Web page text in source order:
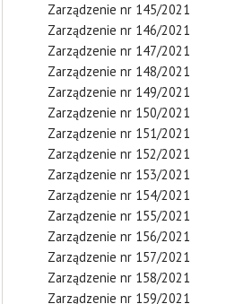
Zarządzenie nr 145/2021
Zarządzenie nr 146/2021
Zarządzenie nr 147/2021
Zarządzenie nr 148/2021
Zarządzenie nr 149/2021
Zarządzenie nr 150/2021
Zarządzenie nr 151/2021
Zarządzenie nr 152/2021
Zarządzenie nr 153/2021
Zarządzenie nr 154/2021
Zarządzenie nr 155/2021
Zarządzenie nr 156/2021
Zarządzenie nr 157/2021
Zarządzenie nr 158/2021
Zarządzenie nr 159/2021